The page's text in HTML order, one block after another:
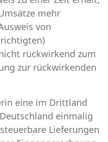
mehr
von
rückwirkend zum
zur rückwirkenden
eine im Drittland
einmalig
Lieferungen